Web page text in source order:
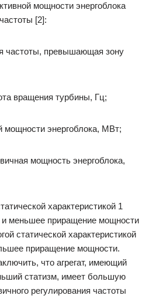
мощности энергоблока
[2]:
частоты, превышающая зону
вращения турбины, Гц;
энергоблока, МВт;
мощность энергоблока,
характеристикой 1
меньшее приращение мощности
статической характеристикой
приращение мощности.
что агрегат, имеющий
статизм, имеет большую
регулирования частоты